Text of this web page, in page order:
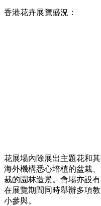
香港花卉展覽盛況：
花展場內除展出主題花和
海外機構悉心培植的盆栽
裁的園林造景。會場亦設
在展覽期間同時舉辦多項
小參與。